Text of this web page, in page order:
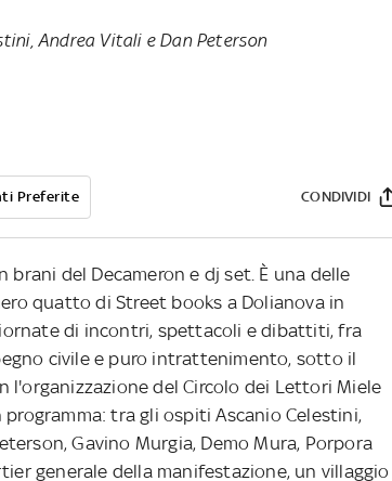
Andrea Vitali e Dan Peterson
Preferite CONDIVIDI
del Decameron e dj set. È una delle
quatto di Street books a Dolianova in
di incontri, spettacoli e dibattiti, fra
civile e puro intrattenimento, sotto il
l'organizzazione del Circolo dei Lettori Miele
tra gli ospiti Ascanio Celestini,
Gavino Murgia, Demo Mura, Porpora
generale della manifestazione, un villaggio